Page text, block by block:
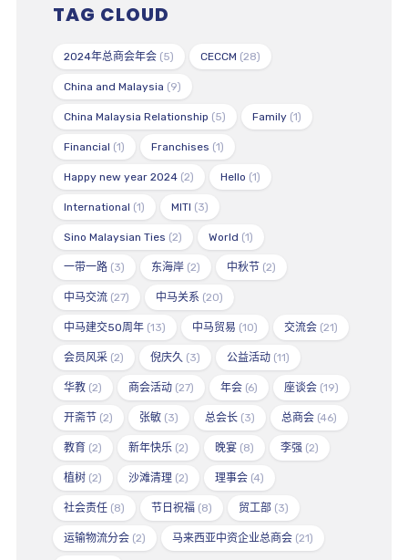
TAG CLOUD
2024年总商会年会(5) CECCM (28)
China and Malaysia (9)
China Malaysia Relationship (5) Family(1)
Financial (1) Franchises (1)
Happy new year 2024(2) Hello (1)
International (1) MITI (3)
Sino Malaysian Ties (2) World (1)
一带一路(3) 东海岸(2) 中秋节(2)
中马交流(27) 中马关系 (20)
中马建交50周年(13) 中马贸易 (10) 交流会(21)
会员风采(2) 倪庆久 (3) 公益活动(11)
华教(2) 商会活动(27) 年会(6) 座谈会(19)
开斋节(2) 张敏(3) 总会长(3) 总商会(46)
教育(2) 新年快乐 (2) 晚宴(8) 李强 (2)
植树(2) 沙滩清理(2) 理事会(4)
社会责任(8) 节日祝福(8) 贸工部(3)
运输物流分会(2) 马来西亚中资企业总商会(21)